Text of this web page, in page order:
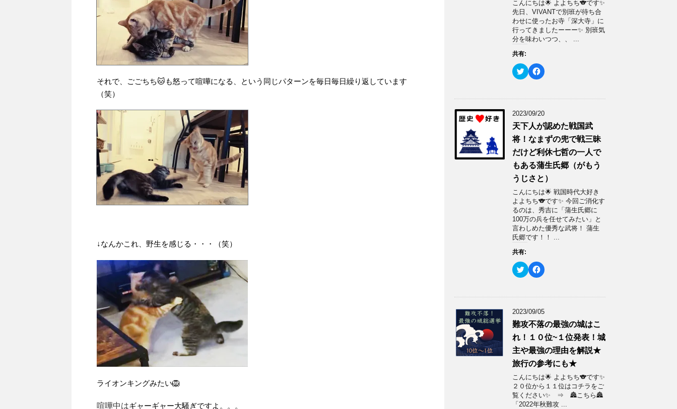
それで、ごごちち🐱も怒って喧嘩になる、という同じパターンを毎日毎日繰り返しています
（笑）
↓なんかこれ、野生を感じる・・・（笑）
ライオンキングみたい🦁
喧嘩中はギャーギャー大騒ぎですよ。。。
ウ
ィ
ン
ド
ウ
で
開
き
す
て
く
だ
さ
い
(
新
ン
ド
ウ
き
す
)
こんにちは🌟 よよちち🐨です✨
先日、VIVANTで別班が待ち合
わせに使ったお寺「深大寺」に
行ってきましたーーー✨ 別班気
分を味わいつつ、、 ...
共有:
ク
リ
て
w
t
e
r
で
共
有
(
し
い
ウ
ィ
ン
ド
ウ
で
開
き
ま
)
F
a
o
k
共
有
す
る
に
は
ク
リ
ク
し
て
く
だ
さ
い
(
新
し
い
ド
ウ
で
す
2023/09/20
天下人が認めた戦国武
将！なまずの兜で戦三昧
だけど利休七哲の一人で
もある蒲生氏郷（がもう
うじさと）
こんにちは🌟 戦国時代大好き
よよちち🐨です✨ 今回ご消化す
るのは、秀吉に「蒲生氏郷に
100万の兵を任せてみたい」と
言わしめた優秀な武将！ 蒲生
氏郷です！！ ...
共有:
ク
リ
て
w
t
t
e
r
で
共
有
(
し
い
ウ
ィ
ン
ド
F
a
o
k
共
有
す
る
に
は
ク
リ
ク
し
て
く
だ
さ
2023/09/05
難攻不落の最強の城はこ
れ！１０位~１位発表！城
主や最強の理由を解説★
旅行の参考にも★
こんにちは🌟 よよちち🐨です✨
２０位から１１位はコチラをご
覧ください✨ ⇒ 🏯こちら🏯
「2022年秋難攻 ...